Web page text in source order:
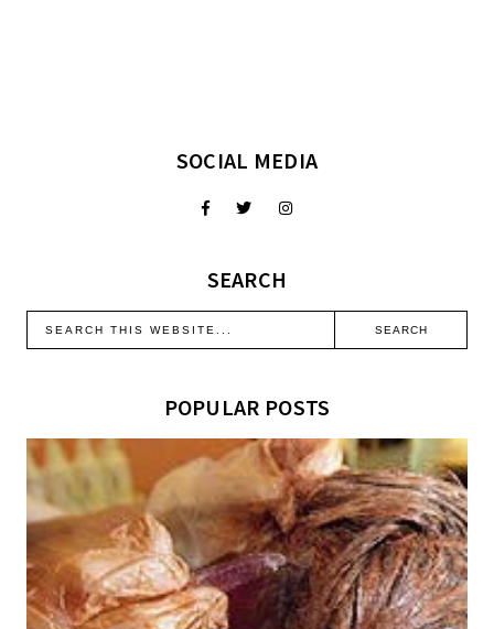
SOCIAL MEDIA
SEARCH
POPULAR POSTS